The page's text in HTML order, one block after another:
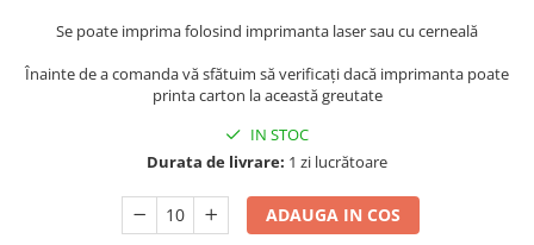
Se poate imprima folosind imprimanta laser sau cu cerneală
Înainte de a comanda vă sfătuim să verificați dacă imprimanta poate
printa carton la această greutate
IN STOC
Durata de livrare: 1 zi lucrătoare
ADAUGA IN COS